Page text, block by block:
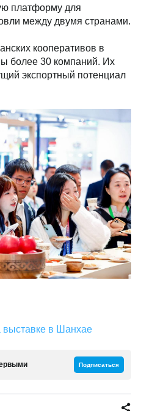
платформу для
между двумя странами.
кооперативов в
более 30 компаний. Их
экспортный потенциал
выставке в Шанхае
Подписаться